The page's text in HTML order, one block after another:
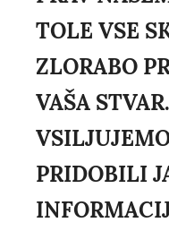
TOLE VSE
ZLORABO
VAŠA
PRIDOBILI